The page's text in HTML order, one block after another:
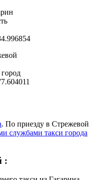
город
. По приезду в Стрежевой
службами такси города
: